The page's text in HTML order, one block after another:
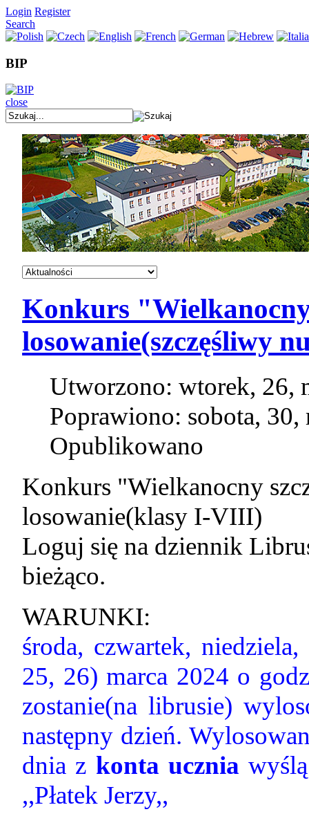
Login Register
Search
BIP
close
Konkurs
losowanie(szczęśliwy
Utworzono: wtorek, 26,
Poprawiono: sobota, 30,
Opublikowano
Konkurs "Wielkanocny
losowanie(klasy I-VIII)
Loguj się na dziennik
bieżąco.
WARUNKI:
środa, czwartek,
25, 26) marca 2024 o
zostanie(na librusie)
następny dzień.
dnia z konta ucznia
,,Płatek Jerzy,,